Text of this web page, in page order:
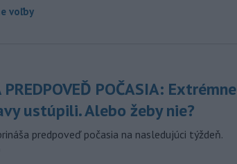
voľby
PREDPOVEĎ POČASIA: Extrémne
ustúpili. Alebo žeby nie?
predpoveď počasia na nasledujúci týždeň.